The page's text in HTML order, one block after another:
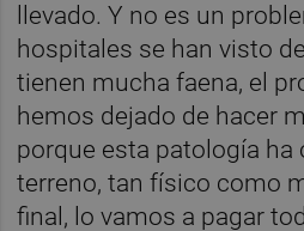
llevado. Y no es un
hospitales se han visto
tienen mucha faena, el
hemos dejado de hacer
porque esta patología
terreno, tan físico como
final, lo vamos a pagar